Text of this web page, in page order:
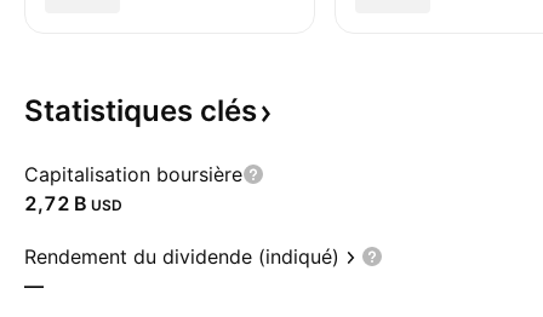
Statistiques clés
Capitalisation boursière
‪2,72 B‬ USD
Rendement du dividende (indiqué)
—